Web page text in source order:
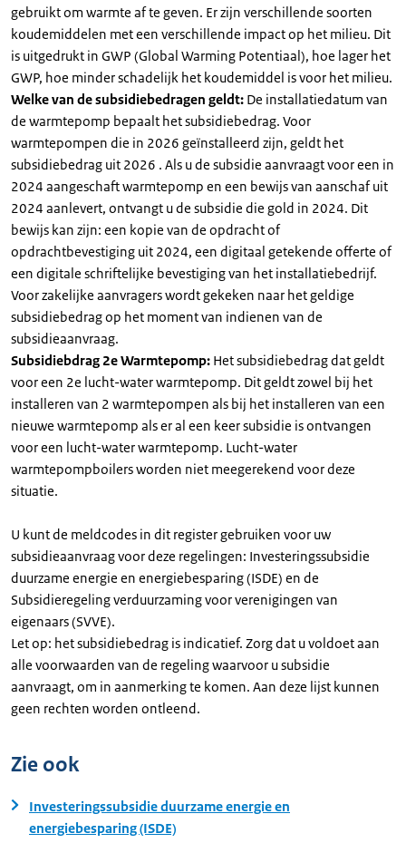
gebruikt om warmte af te geven. Er zijn verschillende soorten
koudemiddelen met een verschillende impact op het milieu. Dit
is uitgedrukt in GWP (Global Warming Potentiaal), hoe lager het
GWP, hoe minder schadelijk het koudemiddel is voor het milieu.
Welke van de subsidiebedragen geldt: De installatiedatum van
de warmtepomp bepaalt het subsidiebedrag. Voor
warmtepompen die in 2026 geïnstalleerd zijn, geldt het
subsidiebedrag uit 2026 . Als u de subsidie aanvraagt voor een in
2024 aangeschaft warmtepomp en een bewijs van aanschaf uit
2024 aanlevert, ontvangt u de subsidie die gold in 2024. Dit
bewijs kan zijn: een kopie van de opdracht of
opdrachtbevestiging uit 2024, een digitaal getekende offerte of
een digitale schriftelijke bevestiging van het installatiebedrijf.
Voor zakelijke aanvragers wordt gekeken naar het geldige
subsidiebedrag op het moment van indienen van de
subsidieaanvraag.
Subsidiebdrag 2e Warmtepomp: Het subsidiebedrag dat geldt
voor een 2e lucht-water warmtepomp. Dit geldt zowel bij het
installeren van 2 warmtepompen als bij het installeren van een
nieuwe warmtepomp als er al een keer subsidie is ontvangen
voor een lucht-water warmtepomp. Lucht-water
warmtepompboilers worden niet meegerekend voor deze
situatie.
U kunt de meldcodes in dit register gebruiken voor uw
subsidieaanvraag voor deze regelingen: Investeringssubsidie
duurzame energie en energiebesparing (ISDE) en de
Subsidieregeling verduurzaming voor verenigingen van
eigenaars (SVVE).
Let op: het subsidiebedrag is indicatief. Zorg dat u voldoet aan
alle voorwaarden van de regeling waarvoor u subsidie
aanvraagt, om in aanmerking te komen. Aan deze lijst kunnen
geen rechten worden ontleend.
Zie ook
Investeringssubsidie duurzame energie en
energiebesparing (ISDE)